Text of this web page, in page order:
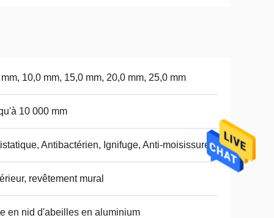
10,0 mm, 15,0 mm, 20,0 mm, 25,0 mm
10 000 mm
Antibactérien, Ignifuge, Anti-moisissure
revêtement mural
en nid d'abeilles en aluminium